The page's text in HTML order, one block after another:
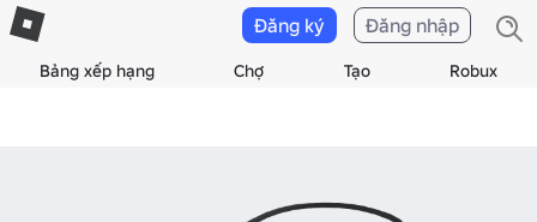
Bảng xếp hạng Chợ Tạo Robux
Đăng ký Đăng nhập